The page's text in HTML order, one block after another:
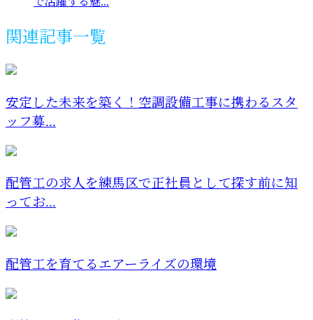
関連記事一覧
安定した未来を築く！空調設備工事に携わるスタ
ッフ募...
配管工の求人を練馬区で正社員として探す前に知
ってお...
配管工を育てるエアーライズの環境